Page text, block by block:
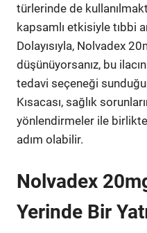
türlerinde de
kapsamlı etkisiyle tıbbi
Dolayısıyla, Nolvadex
düşünüyorsanız, bu
tedavi seçeneği
Kısacası, sağlık
yönlendirmeler ile
adım olabilir.
Nolvadex
Yerinde Bir